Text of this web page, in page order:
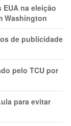
na eleição
Washington
de publicidade
pelo TCU por
para evitar